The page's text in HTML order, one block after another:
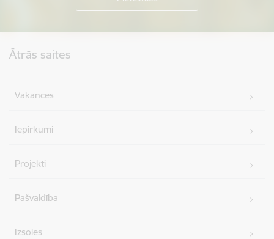
Ātrās saites
Vakances
Iepirkumi
Projekti
Pašvaldība
Izsoles